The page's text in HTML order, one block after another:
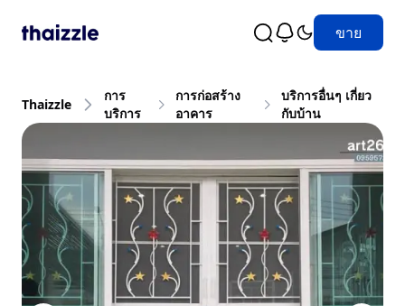
ขาย
Thaizzle
การ
บริการ
การก่อสร้าง
อาคาร
บริการอื่นๆ เกี่ยว
กับบ้าน